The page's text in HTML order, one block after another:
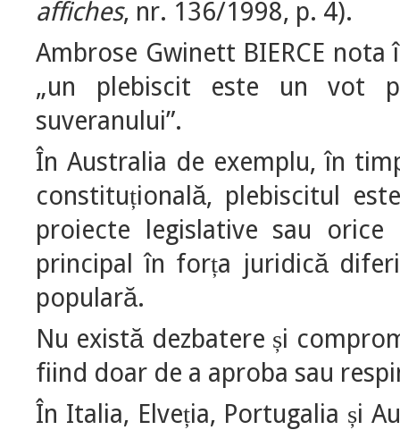
affiches, nr. 136/1998, p. 4).
Ambrose Gwinett BIERCE
„un plebiscit este un vot
suveranului”.
În Australia de exemplu, în
constituțională, plebiscitul
proiecte legislative sau
principal în forța juridică
populară.
Nu există dezbatere și
fiind doar de a aproba sau
În Italia, Elveția, Portugalia și